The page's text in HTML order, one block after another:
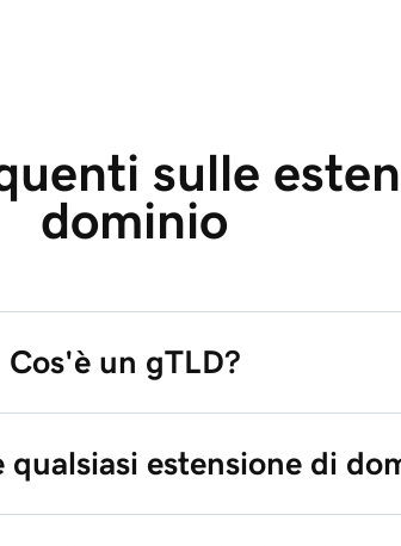
sulle
dominio
Cos'è un gTLD?
qualsiasi estensione di